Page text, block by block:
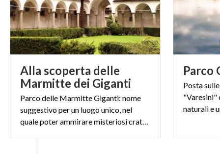
Alla scoperta delle
Marmitte dei Giganti
Parco delle Marmitte Giganti: nome
suggestivo per un luogo unico, nel
quale poter ammirare misteriosi crateri e perfette sfere di roccia
Parco
Posta
"Varesini"